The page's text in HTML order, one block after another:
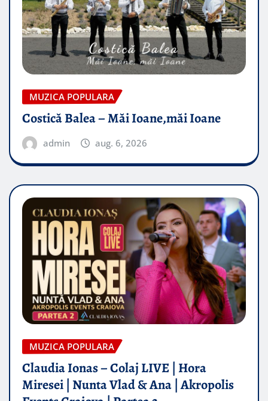
MUZICA POPULARA
Costică Balea – Măi Ioane,măi Ioane
admin aug. 6, 2026
MUZICA POPULARA
Claudia Ionas – Colaj LIVE | Hora
Miresei | Nunta Vlad & Ana | Akropolis